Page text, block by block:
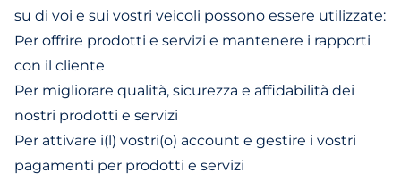
su di voi e sui vostri veicoli possono essere utilizzate:
Per offrire prodotti e servizi e mantenere i rapporti
con il cliente
Per migliorare qualità, sicurezza e affidabilità dei
nostri prodotti e servizi
Per attivare i(l) vostri(o) account e gestire i vostri
pagamenti per prodotti e servizi